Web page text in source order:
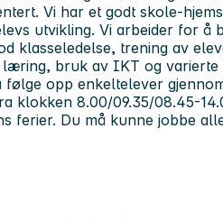
Vi har et godt skole-
utvikling. Vi arbeider for å
klasseledelse, trening av
bruk av IKT og varierte
følge opp enkeltelever
klokken 8.00/09.35/08.45-
ferier. Du må kunne jobbe